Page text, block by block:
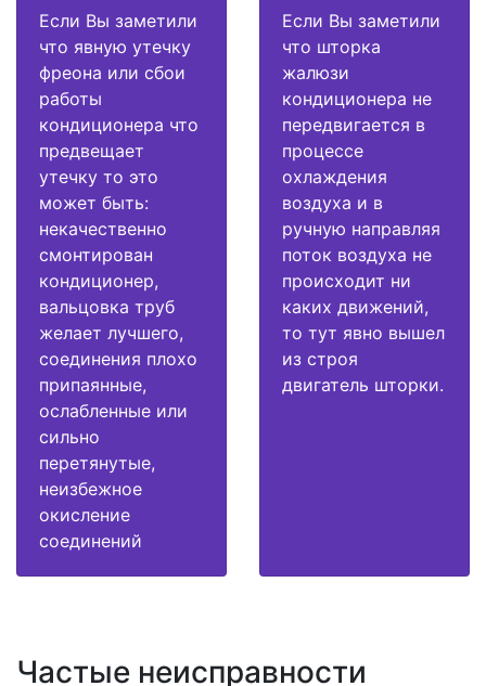
Если Вы заметили
что явную утечку
фреона или сбои
работы
кондиционера что
предвещает
утечку то это
может быть:
некачественно
смонтирован
кондиционер,
вальцовка труб
желает лучшего,
соединения плохо
припаянные,
ослабленные или
сильно
перетянутые,
неизбежное
окисление
соединений
Если Вы заметили
что шторка
жалюзи
кондиционера не
передвигается в
процессе
охлаждения
воздуха и в
ручную направляя
поток воздуха не
происходит ни
каких движений,
то тут явно вышел
из строя
двигатель шторки.
Частые неисправности